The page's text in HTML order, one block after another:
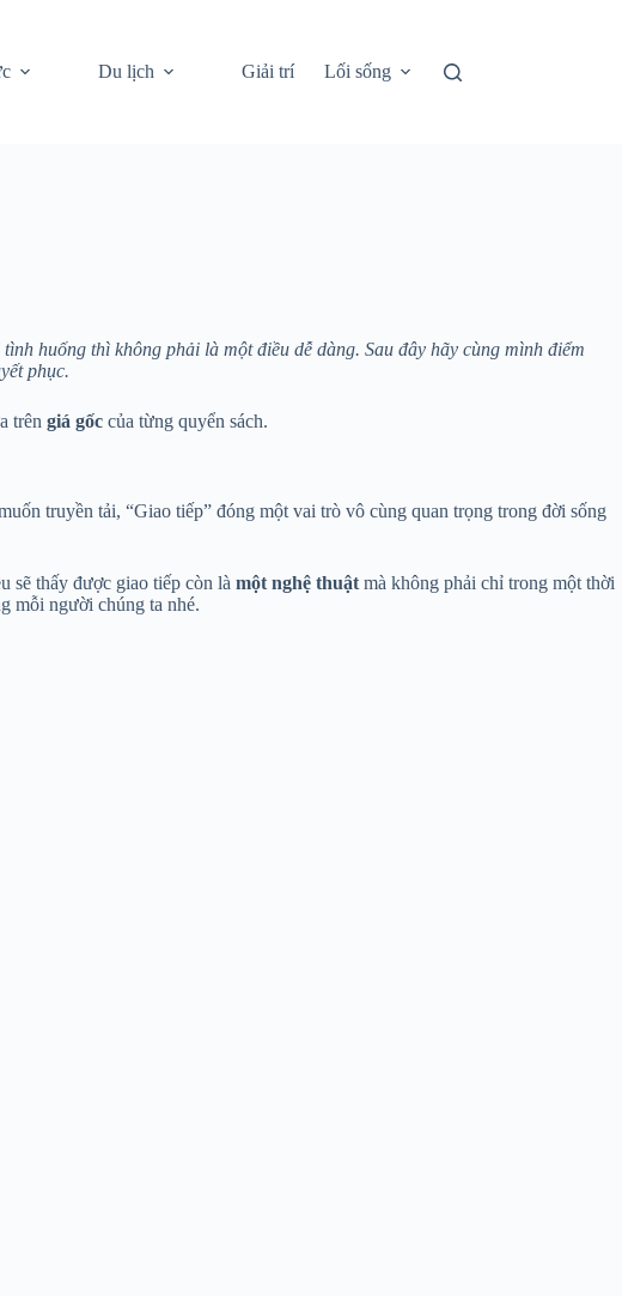
Du lịch Giải trí Lối sống
huống thì không phải là một điều dễ dàng. Sau đây hãy cùng mình điểm
phục.
trên giá gốc của từng quyển sách.
truyền tải, “Giao tiếp” đóng một vai trò vô cùng quan trọng trong đời sống
sẽ thấy được giao tiếp còn là một nghệ thuật mà không phải chỉ trong một thời
mỗi người chúng ta nhé.